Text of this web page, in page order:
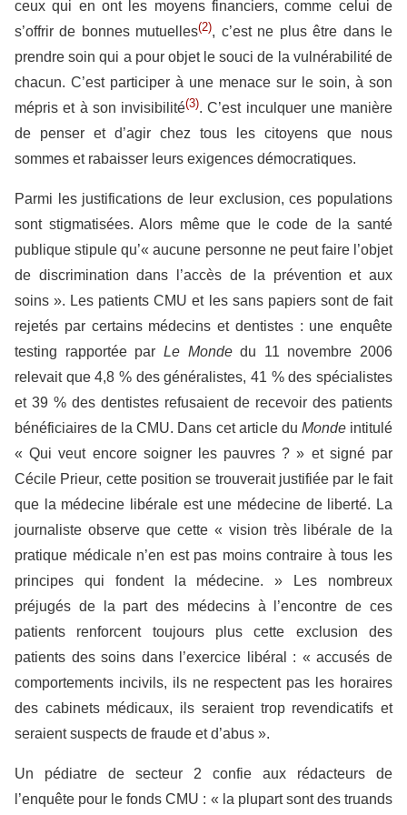
ceux qui en ont les moyens financiers, comme celui de
s’offrir de bonnes mutuelles(2), c’est ne plus être dans le
prendre soin qui a pour objet le souci de la vulnérabilité de
chacun. C’est participer à une menace sur le soin, à son
mépris et à son invisibilité(3). C’est inculquer une manière
de penser et d’agir chez tous les citoyens que nous
sommes et rabaisser leurs exigences démocratiques.
Parmi les justifications de leur exclusion, ces populations
sont stigmatisées. Alors même que le code de la santé
publique stipule qu’« aucune personne ne peut faire l’objet
de discrimination dans l’accès de la prévention et aux
soins ». Les patients CMU et les sans papiers sont de fait
rejetés par certains médecins et dentistes : une enquête
testing rapportée par Le Mondedu 11 novembre 2006
relevait que 4,8 % des généralistes, 41 % des spécialistes
et 39 % des dentistes refusaient de recevoir des patients
bénéficiaires de la CMU. Dans cet article du Mondeintitulé
« Qui veut encore soigner les pauvres ? » et signé par
Cécile Prieur, cette position se trouverait justifiée par le fait
que la médecine libérale est une médecine de liberté. La
journaliste observe que cette « vision très libérale de la
pratique médicale n’en est pas moins contraire à tous les
principes qui fondent la médecine. » Les nombreux
préjugés de la part des médecins à l’encontre de ces
patients renforcent toujours plus cette exclusion des
patients des soins dans l’exercice libéral : « accusés de
comportements incivils, ils ne respectent pas les horaires
des cabinets médicaux, ils seraient trop revendicatifs et
seraient suspects de fraude et d’abus ».
Un pédiatre de secteur 2 confie aux rédacteurs de
l’enquête pour le fonds CMU : « la plupart sont des truands